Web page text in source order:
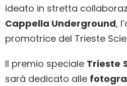
ideato in stretta
Cappella Underground,
promotrice del Trieste
Il premio speciale Trieste
sarà dedicato alle